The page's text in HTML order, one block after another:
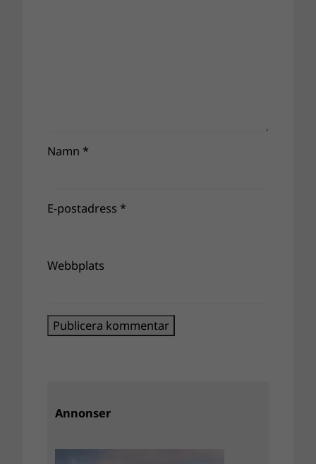
Namn *
E-postadress *
Webbplats
Annonser